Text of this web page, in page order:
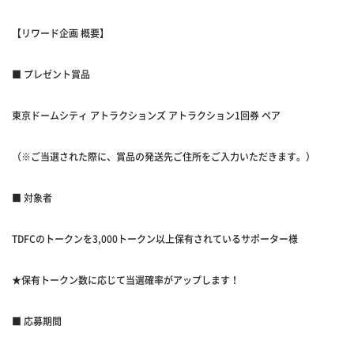
【リワード企画 概要】
■ プレゼント賞品
東京ドームシティ アトラクションズ アトラクション1回券 ペア
（※ご当選された際に、賞品の発送先ご住所をご入力いただきます。）
■ 対象者
TDFCのトークンを3,000トークン以上保有されているサポーター様
★保有トークン数に応じて当選確率がアップします！
■ 応募期間